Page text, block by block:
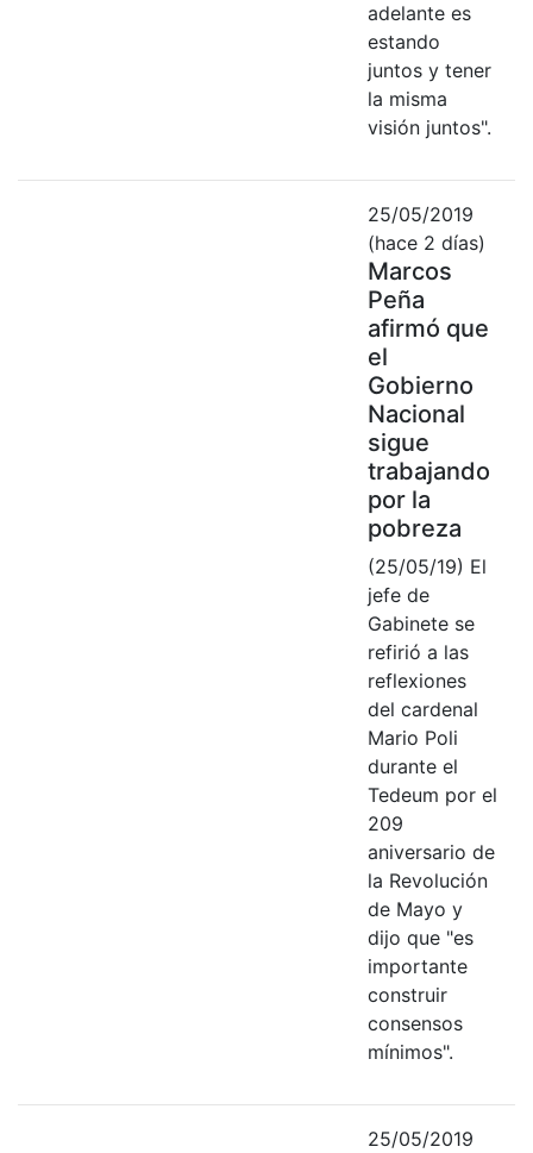
adelante es
estando
juntos y tener
la misma
visión juntos".
25/05/2019
(hace 2 días)
Marcos
Peña
afirmó que
el
Gobierno
Nacional
sigue
trabajando
por la
pobreza
(25/05/19) El
jefe de
Gabinete se
refirió a las
reflexiones
del cardenal
Mario Poli
durante el
Tedeum por el
209
aniversario de
la Revolución
de Mayo y
dijo que "es
importante
construir
consensos
mínimos".
25/05/2019